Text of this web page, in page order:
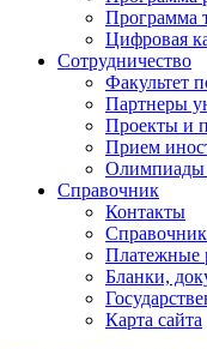
Программа
Цифровая
Сотрудничество
Факультет
Партнеры
Проекты и
Прием
Олимпиады
Справочник
Контакты
Платежные
Бланки,
Карта сайта